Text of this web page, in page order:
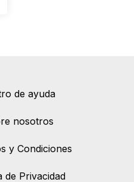
de ayuda
nosotros
y Condiciones
de Privacidad